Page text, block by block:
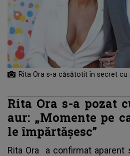
Rita Ora s-a căsătotit în secret cu
Rita Ora s-a pozat
aur: „Momente pe
le împărtășesc”
Rita Ora
a confirmat aparent